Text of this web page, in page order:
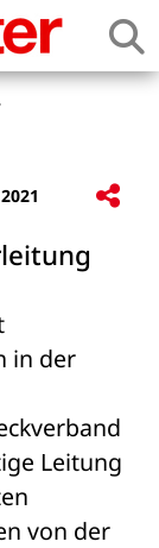
in der
Leitung
von der